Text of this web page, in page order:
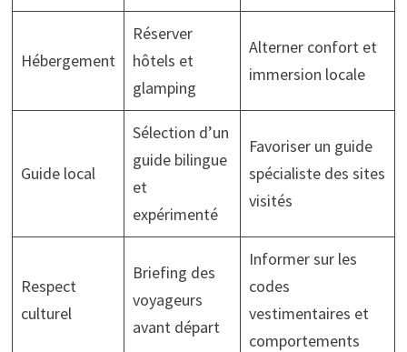
Hébergement
Réserver
hôtels et
glamping
Alterner confort et
immersion locale
Guide local
Sélection d’un
guide bilingue
et
expérimenté
Favoriser un guide
spécialiste des sites
visités
Respect
culturel
Briefing des
voyageurs
avant départ
Informer sur les
codes
vestimentaires et
comportements